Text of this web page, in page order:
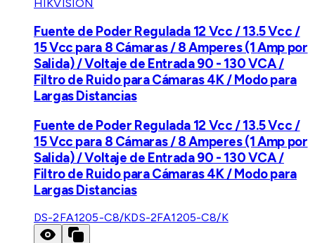
HIKVISION
Fuente de Poder Regulada 12 Vcc / 13.5 Vcc /
15 Vcc para 8 Cámaras / 8 Amperes (1 Amp por
Salida) / Voltaje de Entrada 90 - 130 VCA /
Filtro de Ruido para Cámaras 4K / Modo para
Largas Distancias
Fuente de Poder Regulada 12 Vcc / 13.5 Vcc /
15 Vcc para 8 Cámaras / 8 Amperes (1 Amp por
Salida) / Voltaje de Entrada 90 - 130 VCA /
Filtro de Ruido para Cámaras 4K / Modo para
Largas Distancias
DS-2FA1205-C8/KDS-2FA1205-C8/K